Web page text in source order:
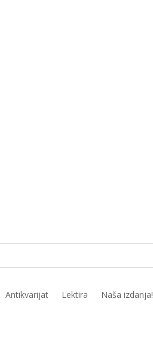
Antikvarijat Lektira Naša izdanja!